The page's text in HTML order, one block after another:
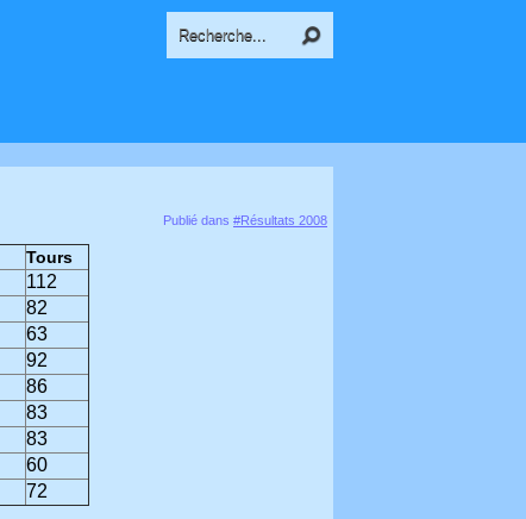
Publié dans #Résultats 2008
Tours
112
82
63
92
86
83
83
60
72